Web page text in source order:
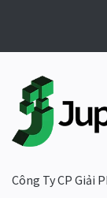
Công Ty CP Giải